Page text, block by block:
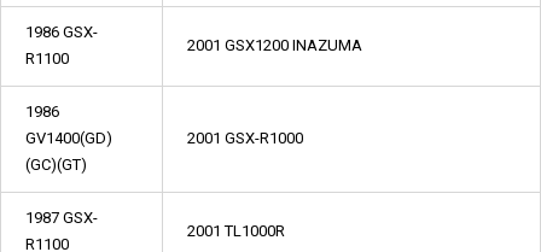
1986 GSX-
R1100
2001 GSX1200 INAZUMA
1986
GV1400(GD)
(GC)(GT)
2001 GSX-R1000
1987 GSX-
R1100
2001 TL1000R